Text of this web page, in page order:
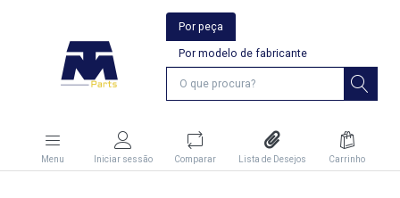
Por peça
Por modelo de fabricante
Menu Iniciar sessão Comparar Lista de Desejos Carrinho